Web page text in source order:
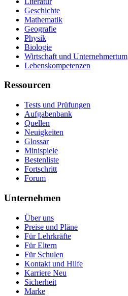
Geschichte
Mathematik
Geografie
Physik
Biologie
Wirtschaft und Unternehmertum
Lebenskompetenzen
Ressourcen
Tests und Prüfungen
Aufgabenbank
Quellen
Neuigkeiten
Glossar
Minispiele
Bestenliste
Fortschritt
Forum
Unternehmen
Über uns
Preise und Pläne
Für Lehrkräfte
Für Eltern
Für Schulen
Kontakt und Hilfe
Karriere Neu
Sicherheit
Marke